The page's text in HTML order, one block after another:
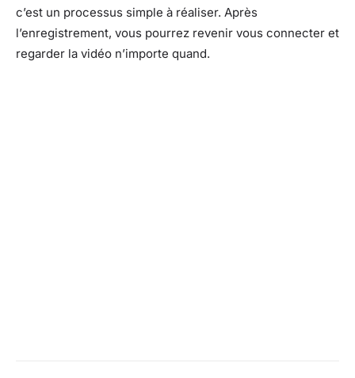
c’est un processus simple à réaliser. Après
l’enregistrement, vous pourrez revenir vous connecter et
regarder la vidéo n’importe quand.